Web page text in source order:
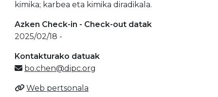
kimika; karbea eta kimika diradikala.
Azken Check-in - Check-out datak
2025/02/18 -
Kontakturako datuak
bo.chen@dipc.org
Web pertsonala